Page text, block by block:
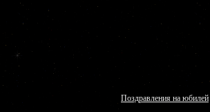
Поздравления на юбилей